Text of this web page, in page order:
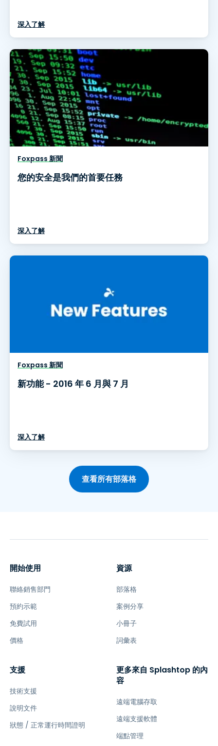
深入了解
Foxpass 新聞
您的安全是我們的首要任務
深入了解
Foxpass 新聞
新功能 - 2016 年 6 月與 7 月
深入了解
查看所有部落格
開始使用
聯絡銷售部門
預約示範
免費試用
價格
資源
部落格
案例分享
小冊子
詞彙表
支援
技術支援
說明文件
狀態 / 正常運行時間證明
更多來自 Splashtop 的內
容
遠端電腦存取
遠端支援軟體
端點管理